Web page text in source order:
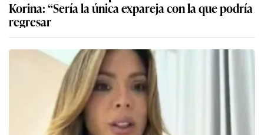
Korina: “Sería la única expareja con la que podría
regresar